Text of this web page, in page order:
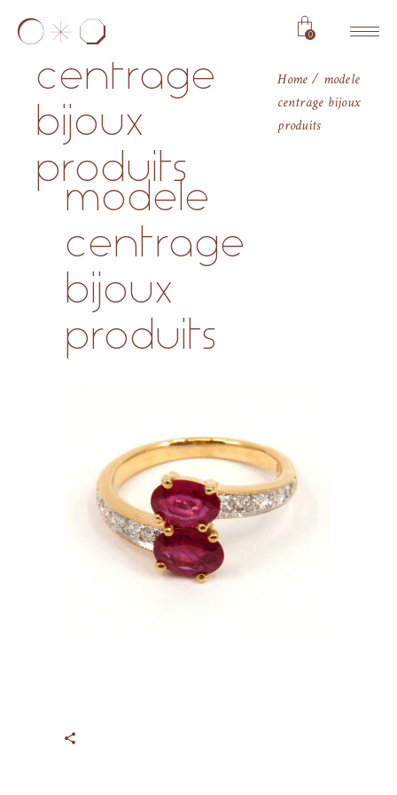
0
modele
centrage
bijoux
produits
Home
modele
centrage bijoux
produits
modele
centrage
bijoux
produits